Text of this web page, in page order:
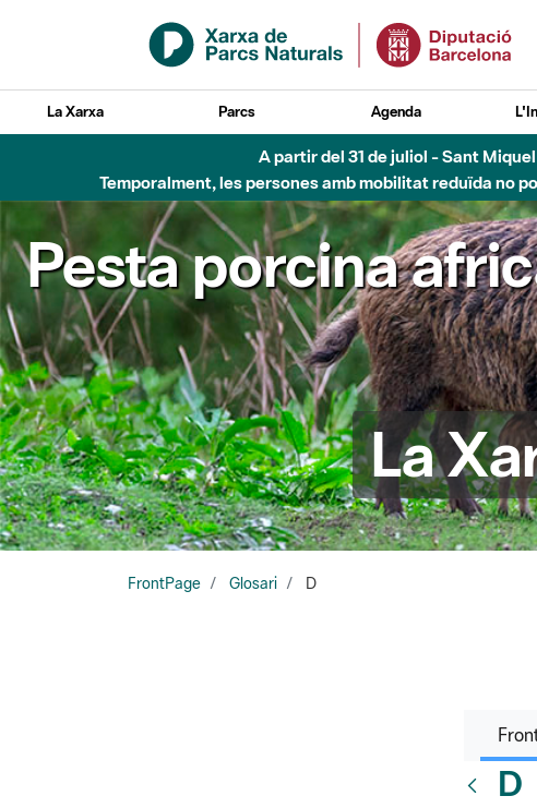
Salta al contingut principal
La Xarxa Parcs Agenda
A partir del 31 de juliol - Sant
Temporalment, les persones amb mobilitat reduïda no
Pesta porcina
La
FrontPage Glosari D
D